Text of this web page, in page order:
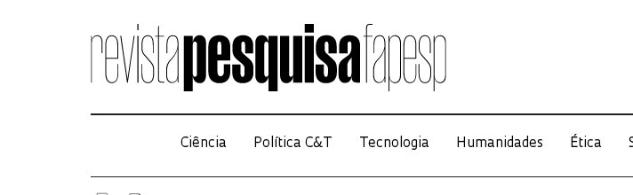
Ciência Política C&T Tecnologia Humanidades Ética